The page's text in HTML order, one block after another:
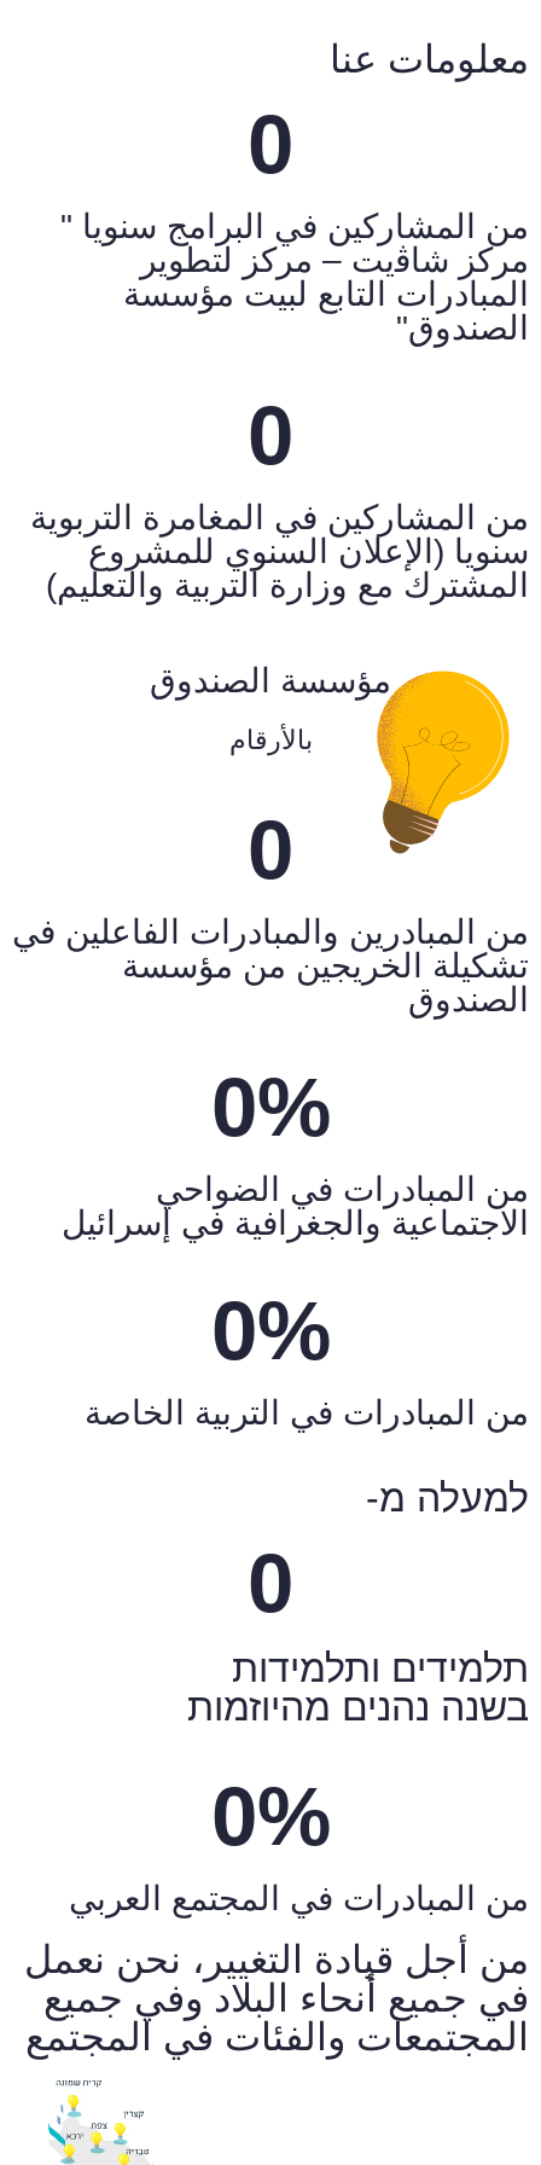
معلومات عنا
0
من المشاركين في البرامج سنويا "
مركز شاﭬيت – مركز لتطوير
المبادرات التابع لبيت مؤسسة
الصندوق"
0
من المشاركين في المغامرة التربوية
سنويا (الإعلان السنوي للمشروع
المشترك مع وزارة التربية والتعليم)
مؤسسة الصندوق
بالأرقام
0
من المبادرين والمبادرات الفاعلين في
تشكيلة الخريجين من مؤسسة
الصندوق
%
0
من المبادرات في الضواحي
الاجتماعية والجغرافية في إسرائيل
%
0
من المبادرات في التربية الخاصة
למעלה מ-
0
תלמידים ותלמידות
בשנה נהנים מהיוזמות
%
0
من المبادرات في المجتمع العربي
من أجل قيادة التغيير، نحن نعمل
في جميع أنحاء البلاد وفي جميع
المجتمعات والفئات في المجتمع